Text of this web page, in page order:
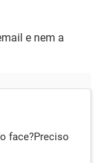
e nem a
face?Preciso